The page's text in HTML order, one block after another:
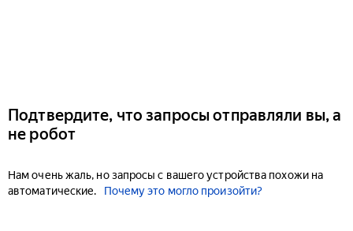
Подтвердите, что запросы отправляли вы, а
не робот
Нам очень жаль, но запросы с вашего устройства похожи на
автоматические.
Почему это могло произойти?